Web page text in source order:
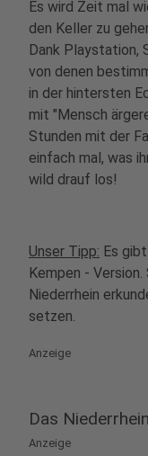
Es wird Zeit mal
den Keller zu
Dank Playstation,
von denen
in der hintersten
mit "Mensch
Stunden mit der
einfach mal, was
wild drauf los!
Unser Tipp: Es
Kempen -
Niederrhein
setzen.
Anzeige
Das
Anzeige